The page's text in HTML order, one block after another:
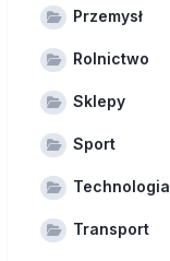
Przemysł
Rolnictwo
Sklepy
Sport
Technologia
Transport